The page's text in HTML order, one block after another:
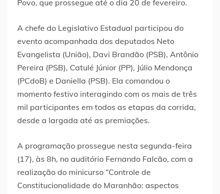
Povo, que prossegue até o dia 20 de fevereiro.
A chefe do Legislativo Estadual participou do
evento acompanhada dos deputados Neto
Evangelista (União), Davi Brandão (PSB), Antônio
Pereira (PSB), Catulé Júnior (PP), Júlio Mendonça
(PCdoB) e Daniella (PSB). Ela comandou o
momento festivo interagindo com os mais de três
mil participantes em todos as etapas da corrida,
desde a largada até as premiações.
A programação prossegue nesta segunda-feira
(17), às 8h, no auditório Fernando Falcão, com a
realização do minicurso “Controle de
Constitucionalidade do Maranhão: aspectos